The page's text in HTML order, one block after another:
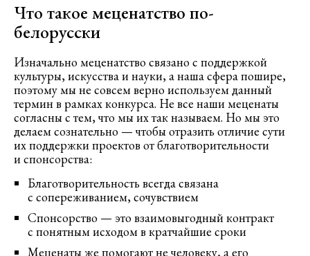
Что такое меценатство по-
белорусски
Изначально меценатство связано с поддержкой
культуры, искусства и науки, а наша сфера пошире,
поэтому мы не совсем верно используем данный
термин в рамках конкурса. Не все наши меценаты
согласны с тем, что мы их так называем. Но мы это
делаем сознательно — чтобы отразить отличие сути
их поддержки проектов от благотворительности
и спонсорства:
Благотворительность всегда связана
с сопереживанием, сочувствием
Спонсорство — это взаимовыгодный контракт
с понятным исходом в кратчайшие сроки
Меценаты же помогают не человеку, а его